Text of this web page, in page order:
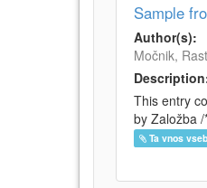
Sample
Author(s):
Močnik,
This entry
by Založba
Ta vnos